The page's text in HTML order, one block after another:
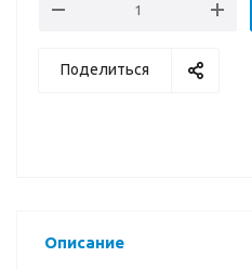
Поделиться
Описание